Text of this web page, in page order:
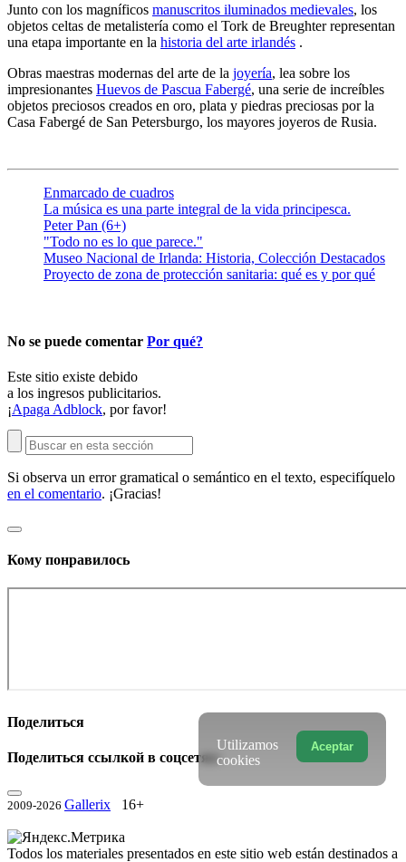
Junto con los magníficos manuscritos iluminados medievales, los
objetos celtas de metalistería como el Tork de Breughter representan
una etapa importante en la historia del arte irlandés .
Obras maestras modernas del arte de la joyería, lea sobre los
impresionantes Huevos de Pascua Fabergé, una serie de increíbles
objetos preciosos creados en oro, plata y piedras preciosas por la
Casa Fabergé de San Petersburgo, los mayores joyeros de Rusia.
Enmarcado de cuadros
La música es una parte integral de la vida principesca.
Peter Pan (6+)
"Todo no es lo que parece."
Museo Nacional de Irlanda: Historia, Colección Destacados
Proyecto de zona de protección sanitaria: qué es y por qué
No se puede comentar Por qué?
Este sitio existe debido
a los ingresos publicitarios.
¡Apaga Adblock, por favor!
Si observa un error gramatical o semántico en el texto, especifíquelo
en el comentario. ¡Gracias!
Кому понравилось
Поделиться
Поделиться ссылкой в соцсетях:
2009-2026 Gallerix 16+
Todos los materiales presentados en este sitio web están destinados a
Aceptar
Utilizamos
cookies